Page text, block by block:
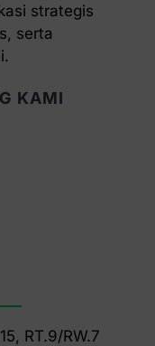
strategis
serta
KAMI
RT.9/RW.7